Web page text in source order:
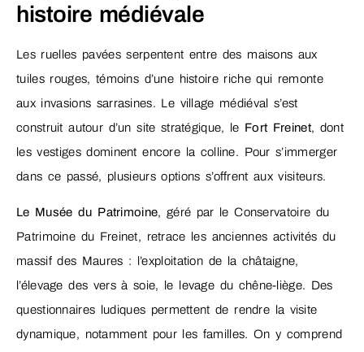
histoire médiévale
Les ruelles pavées serpentent entre des maisons aux
tuiles rouges, témoins d’une histoire riche qui remonte
aux invasions sarrasines. Le village médiéval s’est
construit autour d’un site stratégique, le Fort Freinet, dont
les vestiges dominent encore la colline. Pour s’immerger
dans ce passé, plusieurs options s’offrent aux visiteurs.
Le Musée du Patrimoine, géré par le Conservatoire du
Patrimoine du Freinet, retrace les anciennes activités du
massif des Maures : l’exploitation de la châtaigne,
l’élevage des vers à soie, le levage du chêne-liège. Des
questionnaires ludiques permettent de rendre la visite
dynamique, notamment pour les familles. On y comprend